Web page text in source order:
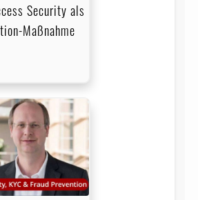
Security als
Maßnahme